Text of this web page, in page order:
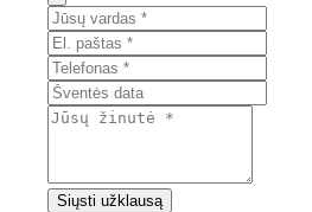
Siųsti užklausą